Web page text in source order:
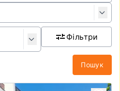
Фільтри
Пошук